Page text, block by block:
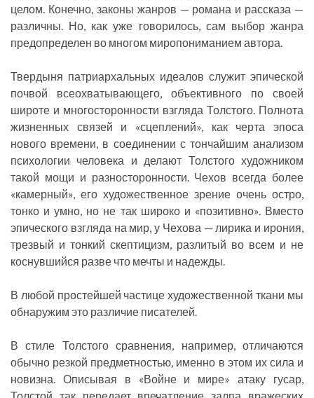
целом. Конечно, законы жанров — романа и рассказа —
различны. Но, как уже говорилось, сам выбор жанра
предопределен во многом миропониманием автора.
Твердыня патриархальных идеалов служит эпической
почвой всеохватывающего, объективного по своей
широте и многосторонности взгляда Толстого. Полнота
жизненных связей и «сцеплений», как черта эпоса
нового времени, в соединении с тончайшим анализом
психологии человека и делают Толстого художником
такой мощи и разносторонности. Чехов всегда более
«камерный», его художественное зрение очень остро,
тонко и умно, но не так широко и «позитивно». Вместо
эпического взгляда на мир, у Чехова — лирика и ирония,
трезвый и тонкий скептицизм, разлитый во всем и не
коснувшийся разве что мечты и надежды.
В любой простейшей частице художественной ткани мы
обнаружим это различие писателей.
В стиле Толстого сравнения, например, отличаются
обычно резкой предметностью, именно в этом их сила и
новизна. Описывая в «Войне и мире» атаку гусар,